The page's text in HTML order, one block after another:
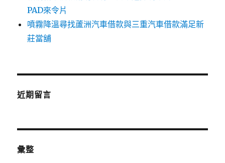
PAD來令片
噴霧降溫尋找蘆洲汽車借款與三重汽車借款滿足新
莊當舖
近期留言
彙整